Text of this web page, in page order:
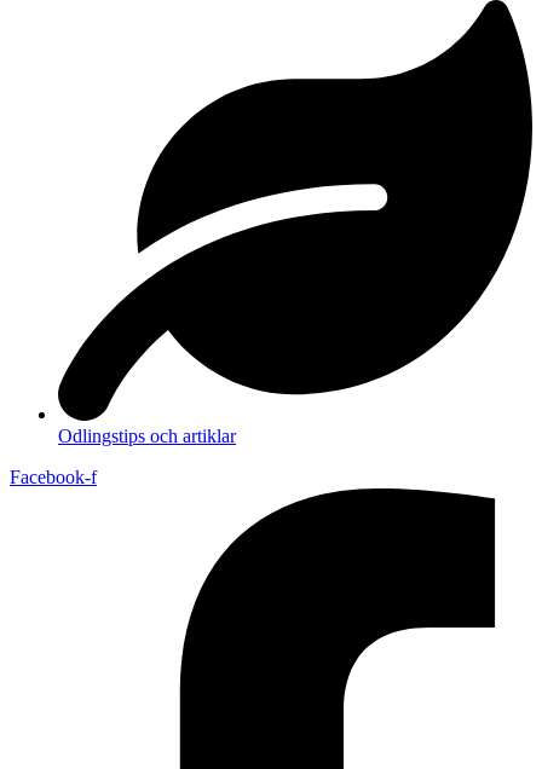
Odlingstips och artiklar
Facebook-f